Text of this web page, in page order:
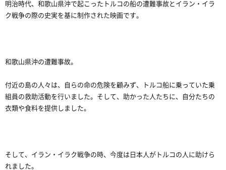
明治時代、和歌山県沖で起こったトルコの船の遭難事故とイラン・イラ
ク戦争の際の史実を基に制作された映画です。
和歌山県沖の遭難事故。
付近の島の人々は、自らの命の危険を顧みず、トルコ船に乗っていた乗
組員の救助活動を行いました。そして、助かった人たちに、自分たちの
衣類や食料を提供しました。
そして、イラン・イラク戦争の時、今度は日本人がトルコの人に助けら
れました。